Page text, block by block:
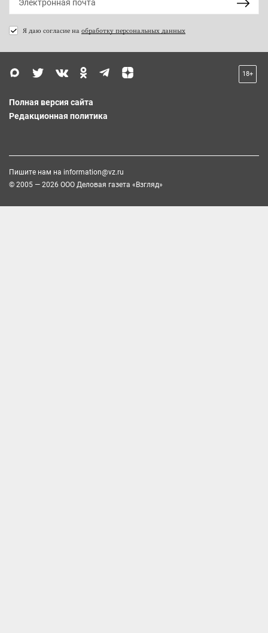
Я даю согласие на обработку персональных данных
18+
Полная версия сайта
Редакционная политика
Пишите нам на information@vz.ru
© 2005 — 2026 ООО Деловая газета «Взгляд»